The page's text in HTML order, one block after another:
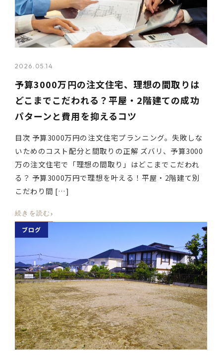
2026.05.14
予算3000万円の注文住宅、理想の間取りは
どこまでこだわれる？平屋・2階建ての成功
パターンと費用を抑えるコツ
目次 予算3000万円の注文住宅プランニング。失敗しな
いためのコスト配分と間取りの正解 ズバリ、予算3000
万の注文住宅で「理想の間取り」はどこまでこだわれ
る？ 予算3000万円で理想を叶える！平屋・2階建て別
こだわり間 […]
続きを読む ›
ブログ